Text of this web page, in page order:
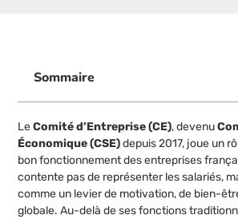
Sommaire
LeComité d’Entreprise (CE), devenu
Économique (CSE)depuis 2017, joue un
bon fonctionnement des entreprises
contente pas de représenter les salariés,
comme un levier de motivation, de bien-
globale. Au-delà de ses fonctions